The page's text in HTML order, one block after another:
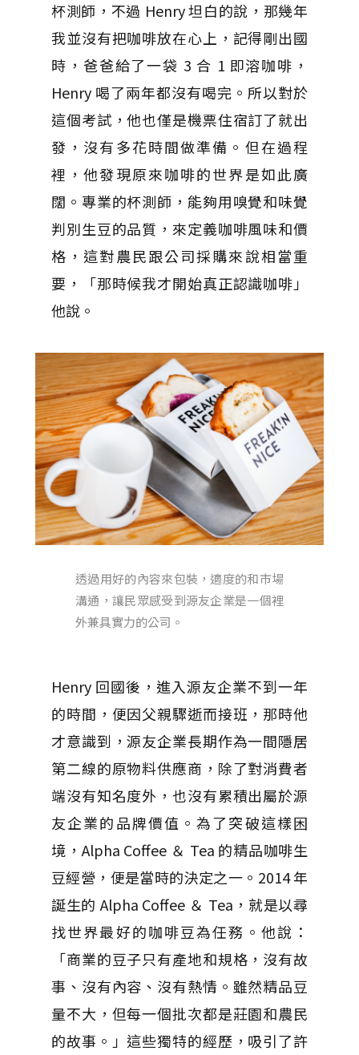
杯測師，不過 Henry坦白的說，那幾年
我並沒有把咖啡放在心上，記得剛出國
時，爸爸給了一袋 3 合 1 即溶咖啡，
Henry 喝了兩年都沒有喝完。所以對於
這個考試，他也僅是機票住宿訂了就出
發，沒有多花時間做準備。但在過程
裡，他發現原來咖啡的世界是如此廣
闊。專業的杯測師，能夠用嗅覺和味覺
判別生豆的品質，來定義咖啡風味和價
格，這對農民跟公司採購來說相當重
要，「那時候我才開始真正認識咖啡」
他說。
透過用好的內容來包裝，適度的和市場
溝通，讓民眾感受到源友企業是一個裡
外兼具實力的公司。
Henry 回國後，進入源友企業不到一年
的時間，便因父親驟逝而接班，那時他
才意識到，源友企業長期作為一間隱居
第二線的原物料供應商，除了對消費者
端沒有知名度外，也沒有累積出屬於源
友企業的品牌價值。為了突破這樣困
境， Alpha Coffee ＆ Tea 的精品咖啡生
豆經營，便是當時的決定之一。 2014年
誕生的 Alpha Coffee ＆ Tea ，就是以尋
找世界最好的咖啡豆為任務。他說：
「商業的豆子只有產地和規格，沒有故
事、沒有內容、沒有熱情。雖然精品豆
量不大，但每一個批次都是莊園和農民
的故事。」這些獨特的經歷，吸引了許